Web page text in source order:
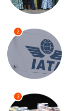
2
3